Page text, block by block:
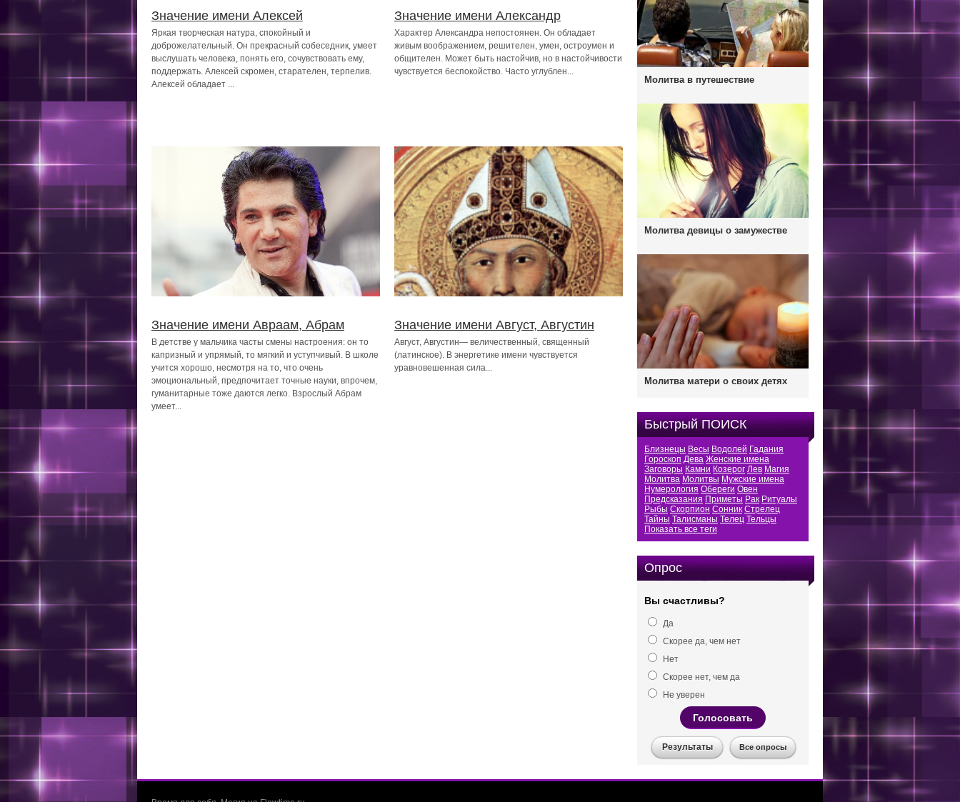
Значение имени Алексей
Яркая творческая натура, спокойный и
доброжелательный. Он прекрасный собеседник, умеет
выслушать человека, понять его, сочувствовать ему,
поддержать. Алексей скромен, старателен, терпелив.
Алексей обладает ...
Значение имени Александр
Характер Александра непостоянен. Он обладает
живым воображением, решителен, умен, остроумен и
общителен. Может быть настойчив, но в настойчивости
чувствуется беспокойство. Часто углублен...
Значение имени Авраам, Абрам
В детстве у мальчика часты смены настроения: он то
капризный и упрямый, то мягкий и уступчивый. В школе
учится хорошо, несмотря на то, что очень
эмоциональный, предпочитает точные науки, впрочем,
гуманитарные тоже даются легко. Взрослый Абрам
умеет...
Значение имени Август, Августин
Август, Августин— величественный, священный
(латинское). В энергетике имени чувствуется
уравновешенная сила...
Молитва в путешествие
Молитва девицы о замужестве
Молитва матери о своих детях
Быстрый ПОИСК
Близнецы Весы Водолей Гадания
Гороскоп Дева Женские имена
Заговоры Камни Козерог Лев Магия
Молитва Молитвы Мужские имена
Нумерология Обереги Овен
Предсказания Приметы Рак Ритуалы
Рыбы Скорпион Сонник Стрелец
Тайны Талисманы Телец Тельцы
Показать все теги
Опрос
Вы счастливы?
Да
Скорее да, чем нет
Нет
Скорее нет, чем да
Не уверен
Голосовать
Результаты Все опросы